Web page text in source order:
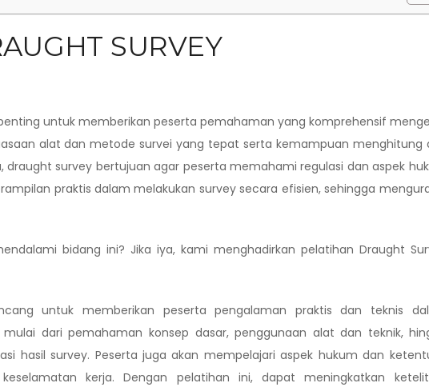
SURVEY
untuk memberikan peserta pemahaman yang komprehensif
alat dan metode survei yang tepat serta kemampuan menghitung
draught survey bertujuan agar peserta memahami regulasi dan aspek
praktis dalam melakukan survey secara efisien, sehingga
bidang ini? Jika iya, kami menghadirkan pelatihan Draught
untuk memberikan peserta pengalaman praktis dan teknis
dari pemahaman konsep dasar, penggunaan alat dan teknik,
hasil survey. Peserta juga akan mempelajari aspek hukum dan
kerja. Dengan pelatihan ini, dapat meningkatkan